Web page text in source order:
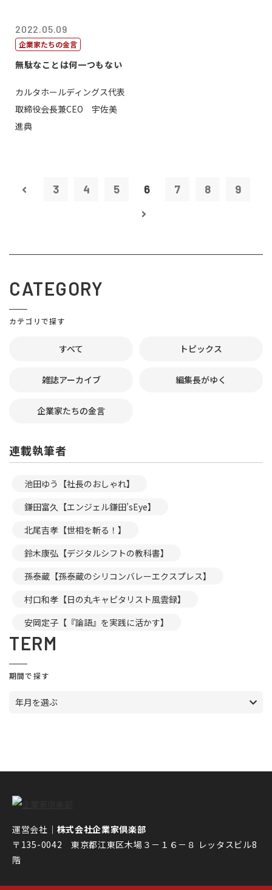
2022.05.09
企業家たちの金言
無駄なことは何一つもない
カルタホールディングス代表
取締役会長兼CEO 宇佐美
進典
3 4 5 6 7 8 9
CATEGORY
カテゴリで探す
すべて トピックス
雑誌アーカイブ 編集長がゆく
企業家たちの金言
連載執筆者
池田ゆう【社長のおしゃれ】
鎌田富久【エンジェル鎌田’sEye】
北尾吉孝【世相を斬る！】
鈴木康弘【デジタルシフトの教科書】
孫泰蔵【孫泰蔵のシリコンバレーエクスプレス】
村口和孝【日の丸キャピタリスト風雲録】
安岡定子【『論語』を実践に活かす】
TERM
期間で探す
年月を選ぶ
運営会社｜ 株式会社企業家倶楽部
〒135-0042 東京都江東区木場３－１６－８ レッタスビル8
階